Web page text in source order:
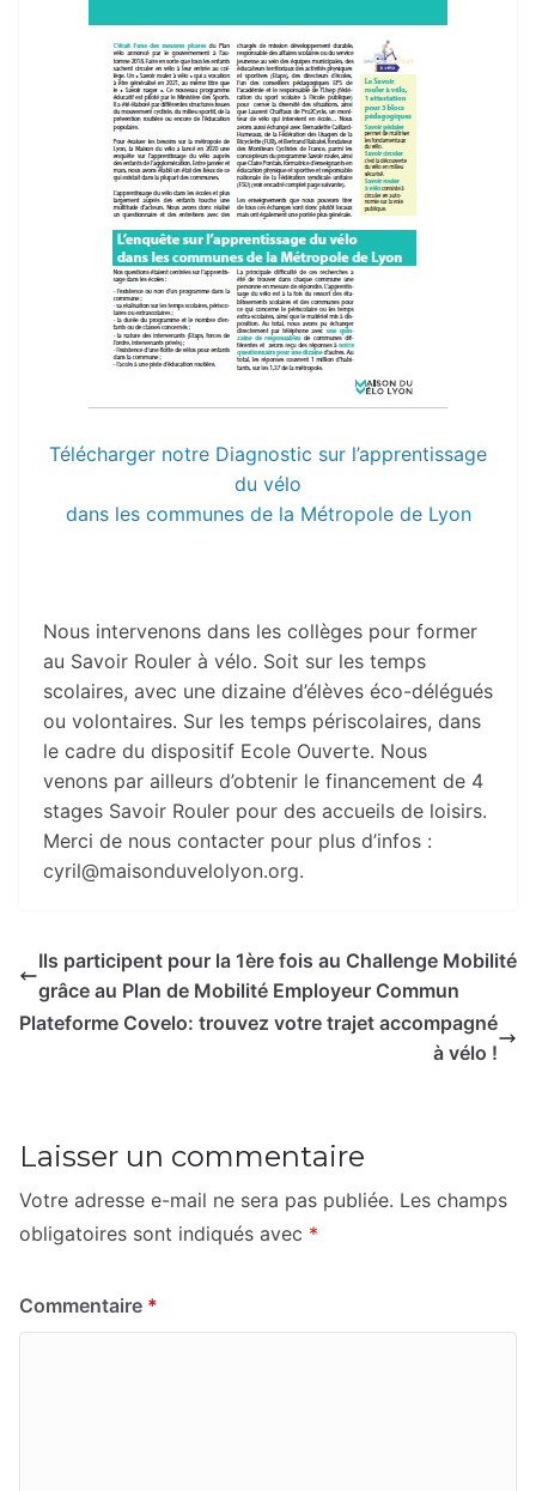
Télécharger notre Diagnostic sur l’apprentissage
du vélo
dans les communes de la Métropole de Lyon
Nous intervenons dans les collèges pour former
au Savoir Rouler à vélo. Soit sur les temps
scolaires, avec une dizaine d’élèves éco-délégués
ou volontaires. Sur les temps périscolaires, dans
le cadre du dispositif Ecole Ouverte. Nous
venons par ailleurs d’obtenir le financement de 4
stages Savoir Rouler pour des accueils de loisirs.
Merci de nous contacter pour plus d’infos :
cyril@maisonduvelolyon.org.
Ils participent pour la 1ère fois au Challenge Mobilité
grâce au Plan de Mobilité Employeur Commun
Plateforme Covelo: trouvez votre trajet accompagné
à vélo !
Laisser un commentaire
Votre adresse e-mail ne sera pas publiée. Les champs
obligatoires sont indiqués avec *
Commentaire *